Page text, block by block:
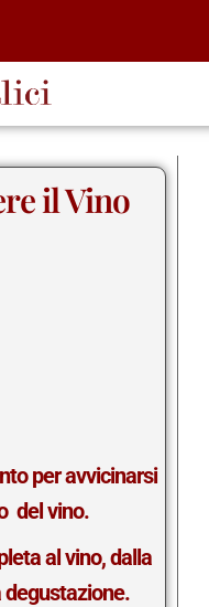
il Vino
per avvicinarsi
del vino.
al vino, dalla